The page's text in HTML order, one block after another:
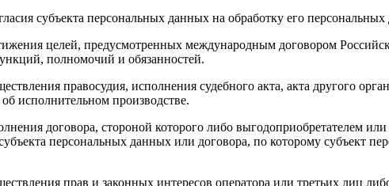
субъекта персональных данных на обработку его
целей, предусмотренных международным договором
полномочий и обязанностей.
правосудия, исполнения судебного акта, акта другого
исполнительном производстве.
договора, стороной которого либо выгодоприобретателем
персональных данных или договора, по которому субъект
прав и законных интересов оператора или третьих лиц